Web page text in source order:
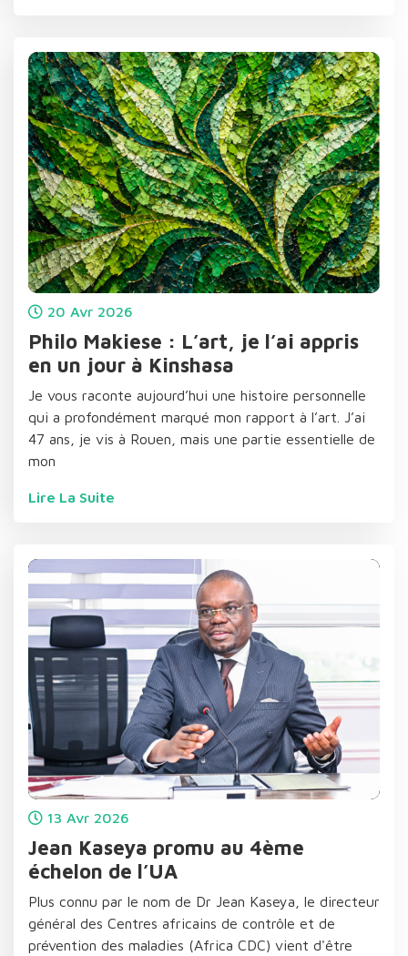
20 Avr 2026
Philo Makiese : L’art, je l’ai appris
en un jour à Kinshasa
Je vous raconte aujourd’hui une histoire personnelle
qui a profondément marqué mon rapport à l’art. J’ai
47 ans, je vis à Rouen, mais une partie essentielle de
mon
Lire La Suite
13 Avr 2026
Jean Kaseya promu au 4ème
échelon de l’UA
Plus connu par le nom de Dr Jean Kaseya, le directeur
général des Centres africains de contrôle et de
prévention des maladies (Africa CDC) vient d'être